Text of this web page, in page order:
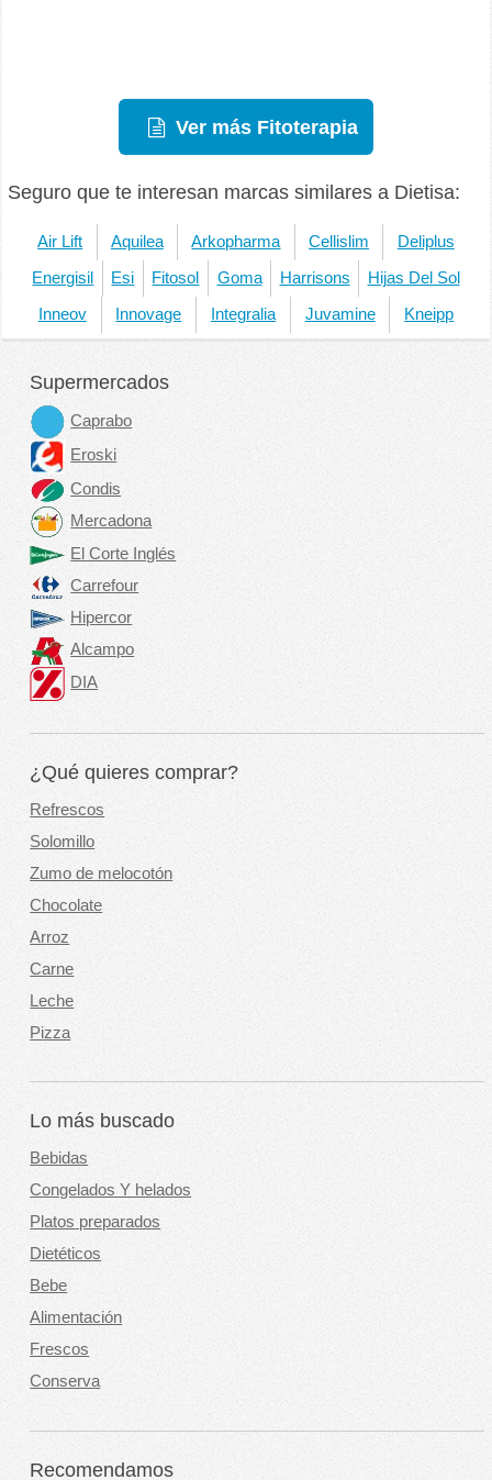
Ver más Fitoterapia
Seguro que te interesan marcas similares a Dietisa:
Air Lift Aquilea Arkopharma Cellislim Deliplus
Energisil Esi Fitosol Goma Harrisons Hijas Del Sol
Inneov Innovage Integralia Juvamine Kneipp
Supermercados
Caprabo
Eroski
Condis
Mercadona
El Corte Inglés
Carrefour
Hipercor
Alcampo
DIA
¿Qué quieres comprar?
Refrescos
Solomillo
Zumo de melocotón
Chocolate
Arroz
Carne
Leche
Pizza
Lo más buscado
Bebidas
Congelados Y helados
Platos preparados
Dietéticos
Bebe
Alimentación
Frescos
Conserva
Recomendamos